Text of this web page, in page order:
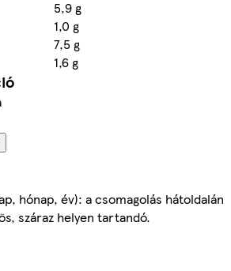
5,9 g
1,0 g
7,5 g
1,6 g
hónap, év): a csomagolás hátoldalán
száraz helyen tartandó.